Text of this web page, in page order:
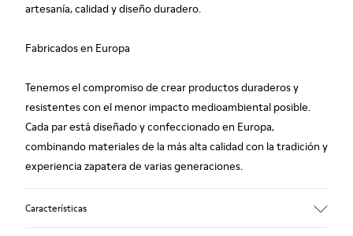
artesanía, calidad y diseño duradero.
Fabricados en Europa
Tenemos el compromiso de crear productos duraderos y
resistentes con el menor impacto medioambiental posible.
Cada par está diseñado y confeccionado en Europa,
combinando materiales de la más alta calidad con la tradición y
experiencia zapatera de varias generaciones.
Características